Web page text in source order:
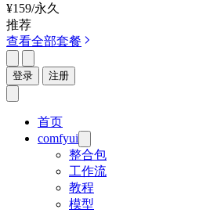
¥159/永久
推荐
查看全部套餐
登录 注册
首页
comfyui
整合包
工作流
教程
模型